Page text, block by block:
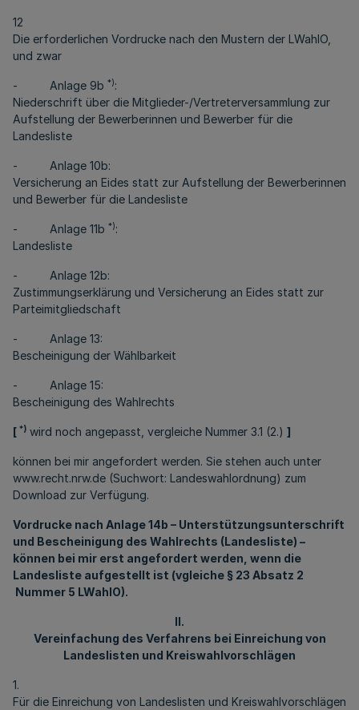
12
Die erforderlichen Vordrucke nach den Mustern der LWahlO,
und zwar
- Anlage 9b *):
Niederschrift über die Mitglieder-/Vertreterversammlung zur
Aufstellung der Bewerberinnen und Bewerber für die
Landesliste
- Anlage 10b:
Versicherung an Eides statt zur Aufstellung der Bewerberinnen
und Bewerber für die Landesliste
- Anlage 11b *):
Landesliste
- Anlage 12b:
Zustimmungserklärung und Versicherung an Eides statt zur
Parteimitgliedschaft
- Anlage 13:
Bescheinigung der Wählbarkeit
- Anlage 15:
Bescheinigung des Wahlrechts
[ *) wird noch angepasst, vergleiche Nummer 3.1 (2.) ]
können bei mir angefordert werden. Sie stehen auch unter
www.recht.nrw.de (Suchwort: Landeswahlordnung) zum
Download zur Verfügung.
Vordrucke nach Anlage 14b – Unterstützungsunterschrift
und Bescheinigung des Wahlrechts (Landesliste) –
können bei mir erst angefordert werden, wenn die
Landesliste aufgestellt ist (vgleiche § 23 Absatz 2
Nummer 5 LWahlO).
II.
Vereinfachung des Verfahrens bei Einreichung von
Landeslisten und Kreiswahlvorschlägen
1.
Für die Einreichung von Landeslisten und Kreiswahlvorschlägen